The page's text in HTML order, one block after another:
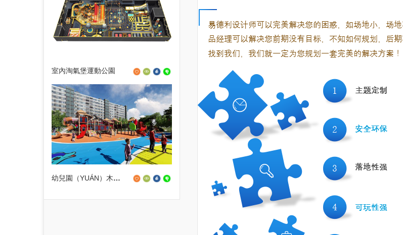
室內淘氣堡運動公園
幼兒園（YUÁN）木製組合滑梯設備